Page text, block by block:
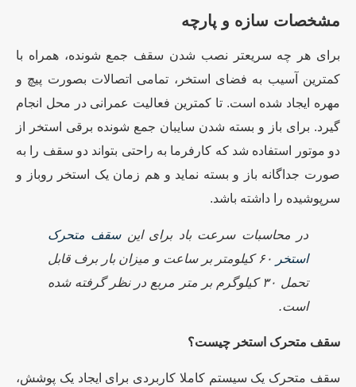
مشخصات سازه و پارچه
برای هر چه سریعتر نصب شدن سقف جمع شونده، همراه با
کمترین آسیب به فضای استخر، تمامی اتصالات بصورت پیچ و
مهره ایجاد شده است. تا کمترین فعالیت عمرانی در محل انجام
گیرد. برای باز و بسته شدن سایبان جمع شونده برقی استخر از
دو موتور استفاده شد که کارفرما به راحتی بتواند دو سقف را به
صورت جداگانه باز و بسته نماید و هم زمان یک استخر روباز و
سرپوشیده را داشته باشد.
در محاسبات سرعت باد برای اینسقف متحرک
استخر ۶۰ کیلومتر بر ساعت و میزان بار برف قابل
تحمل ۳۰ کیلوگرم بر متر مربع در نظر گرفته شده
است.
سقف متحرک استخر چیست؟
سقف متحرک یک سیستم کاملا کاربردی برای ایجاد یک پوشش،